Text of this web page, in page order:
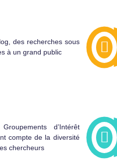
des recherches sous
à un grand public
d’Intérêt
compte de la diversité
chercheurs